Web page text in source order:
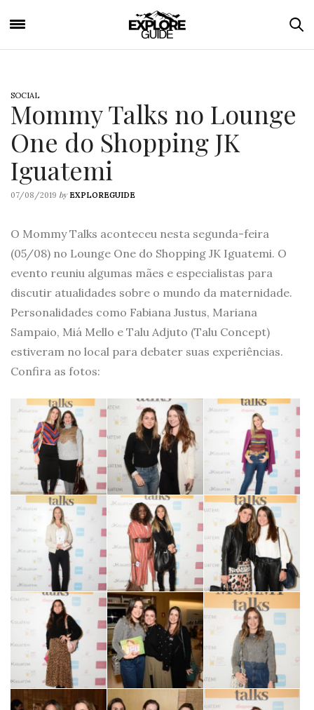
SOCIAL
Mommy Talks no Lounge
One do Shopping JK
Iguatemi
07/08/2019 by EXPLOREGUIDE
O Mommy Talks aconteceu nesta segunda-feira
(05/08) no Lounge One do Shopping JK Iguatemi. O
evento reuniu algumas mães e especialistas para
discutir atualidades sobre o mundo da maternidade.
Personalidades como Fabiana Justus, Mariana
Sampaio, Miá Mello e Talu Adjuto (Talu Concept)
estiveram no local para debater suas experiências.
Confira as fotos: